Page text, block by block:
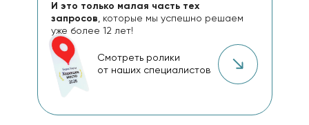
И это только малая часть тех
запросов, которые мы успешно решаем
уже более 12 лет!
Смотреть ролики
от наших специалистов